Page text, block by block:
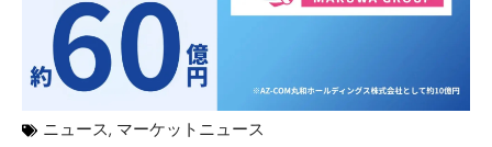
ニュース, マーケットニュース